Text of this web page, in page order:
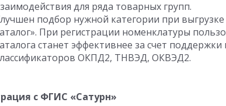
для ряда товарных групп.
подбор нужной категории при
При регистрации номенклатуры
станет эффективнее за счет
ОКПД2, ТНВЭД, ОКВЭД2.
с ФГИС «Сатурн»